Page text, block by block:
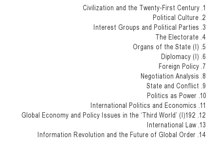
1. Civilization and the Twenty-First Century
2. Political Culture
3. Interest Groups and Political Parties
4. The Electorate
5. Organs of the State (I)
6. Diplomacy (I)
7. Foreign Policy
8. Negotiation Analysis
9. State and Conflict
10. Politics as Power
11. International Politics and Economics
12. Global Economy and Policy Issues in the ‘Third World’ (I)192
13. International Law
14. Information Revolution and the Future of Global Order